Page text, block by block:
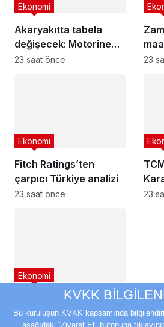
Akaryakıtta tabela
değişecek: Motorine
üst üste ikinci indirim
Ekonomi
23 saat önce 23
Fitch Ratings’ten
çarpıcı Türkiye analizi
Ekonomi
23 saat önce 23
TCMB: Enflasyonun
ana eğilimi Temmuz’da
Ekonomi
KVKK
Bu kuruluşun KVKK kapsamında
aşağıdaki “Ziyaret Et” butonuna